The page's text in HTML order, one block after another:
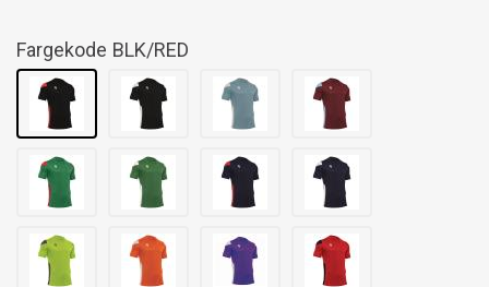
Fargekode BLK/RED